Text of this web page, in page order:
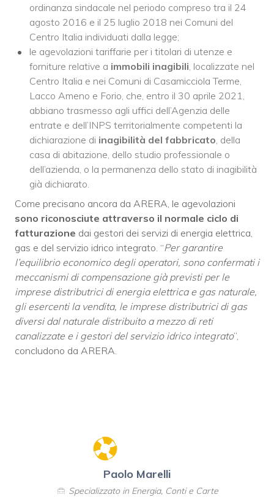
ordinanza sindacale nel periodo compreso tra il 24
agosto 2016 e il 25 luglio 2018 nei Comuni del
Centro Italia individuati dalla legge;
le agevolazioni tariffarie per i titolari di utenze e
forniture relative a immobili inagibili , localizzate nel
Centro Italia e nei Comuni di Casamicciola Terme,
Lacco Ameno e Forio, che, entro il 30 aprile 2021,
abbiano trasmesso agli uffici dell’Agenzia delle
entrate e dell’INPS territorialmente competenti la
dichiarazione di inagibilità del fabbricato , della
casa di abitazione, dello studio professionale o
dell’azienda, o la permanenza dello stato di inagibilità
già dichiarato.
Come precisano ancora da ARERA, le agevolazioni
sono riconosciute attraverso il normale ciclo di
fatturazione dai gestori dei servizi di energia elettrica,
gas e del servizio idrico integrato. “Per garantire
l’equilibrio economico degli operatori, sono confermati i
meccanismi di compensazione già previsti per le
imprese distributrici di energia elettrica e gas naturale,
gli esercenti la vendita, le imprese distributrici di gas
diversi dal naturale distribuito a mezzo di reti
canalizzate e i gestori del servizio idrico integrato”,
concludono da ARERA.
Paolo Marelli
Specializzato in Energia, Conti e Carte